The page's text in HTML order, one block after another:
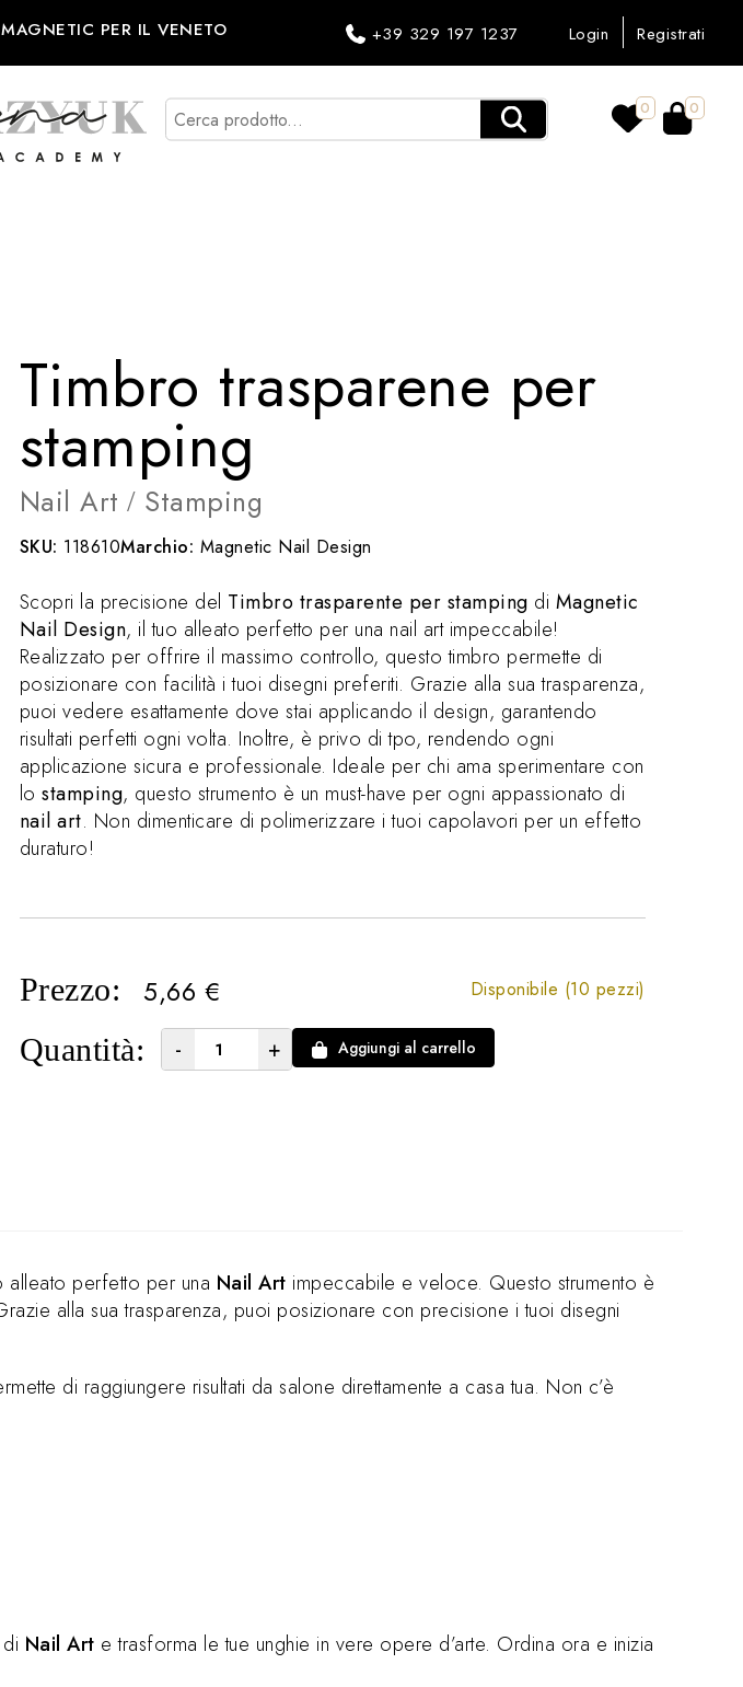
PER IL VENETO +39 329 197 1237 Login Registrati
0 0
Timbro trasparene per
stamping
Nail Art / Stamping
SKU: 118610Marchio: Magnetic Nail Design
Scopri la precisione del Timbro trasparente per stamping di Magnetic
Nail Design, il tuo alleato perfetto per una nail art impeccabile!
Realizzato per offrire il massimo controllo, questo timbro permette di
posizionare con facilità i tuoi disegni preferiti. Grazie alla sua trasparenza,
puoi vedere esattamente dove stai applicando il design, garantendo
risultati perfetti ogni volta. Inoltre, è privo di tpo, rendendo ogni
applicazione sicura e professionale. Ideale per chi ama sperimentare con
lostamping, questo strumento è un must-have per ogni appassionato di
nail art. Non dimenticare di polimerizzare i tuoi capolavori per un effetto
duraturo!
Prezzo: 5,66 € Disponibile (10 pezzi)
Quantità: - + Aggiungi al carrello
alleato perfetto per una Nail Art impeccabile e veloce. Questo strumento è
alla sua trasparenza, puoi posizionare con precisione i tuoi disegni
di raggiungere risultati da salone direttamente a casa tua. Non c’è
Nail Art e trasforma le tue unghie in vere opere d’arte. Ordina ora e inizia